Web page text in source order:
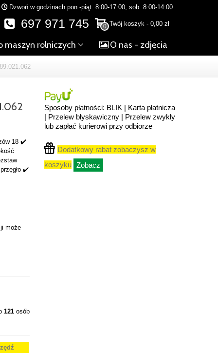
Dzwoń w godzinach pon.-piąt. 8:00-17:00, sob. 8:00-14:00
0 Twój koszyk - 0,00 zł
697 971 745
maszyn rolniczych O nas - zdjęcia
18 ✔️
✔️
może
121osób
Sposoby płatności: BLIK | Karta płatnicza
| Przelew błyskawiczny | Przelew zwykły
lub zapłać kurierowi przy odbiorze
Dodatkowy rabat zobaczysz w
koszyku Zobacz